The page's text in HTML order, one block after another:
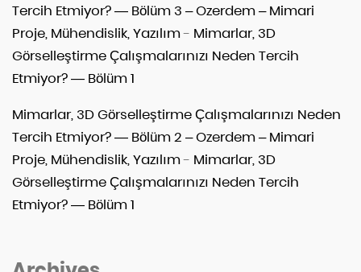
Tercih Etmiyor? — Bölüm 3 – Ozerdem – Mimari
Proje, Mühendislik, Yazılım- Mimarlar, 3D
Görselleştirme Çalışmalarınızı Neden Tercih
Etmiyor? — Bölüm 1
Mimarlar, 3D Görselleştirme Çalışmalarınızı Neden
Tercih Etmiyor? — Bölüm 2 – Ozerdem – Mimari
Proje, Mühendislik, Yazılım- Mimarlar, 3D
Görselleştirme Çalışmalarınızı Neden Tercih
Etmiyor? — Bölüm 1